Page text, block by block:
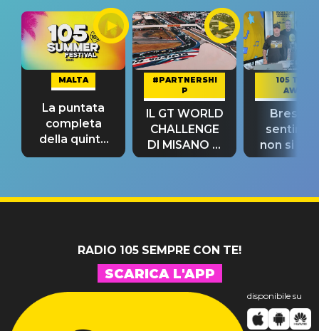
MALTA
La puntata
completa
della quinta
tappa
#PARTNERSHI
P
IL GT WORLD
CHALLENGE
DI MISANO si
riconferma
105 TAKE
AWAY
Bresh:
non si
fino alla
RADIO 105 SEMPRE CON TE!
SCARICA L'APP
disponibile su